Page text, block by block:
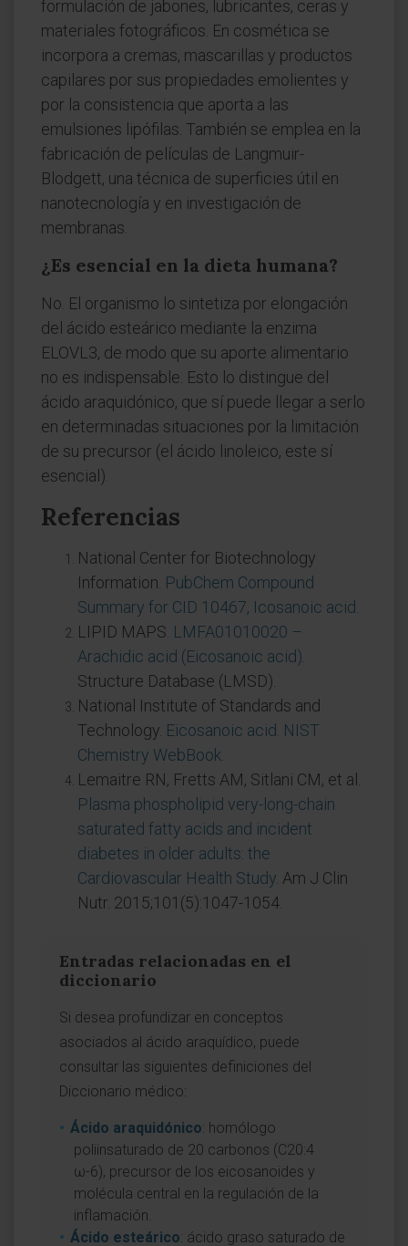
formulación de jabones, lubricantes, ceras y
materiales fotográficos. En cosmética se
incorpora a cremas, mascarillas y productos
capilares por sus propiedades emolientes y
por la consistencia que aporta a las
emulsiones lipófilas. También se emplea en la
fabricación de películas de Langmuir-
Blodgett, una técnica de superficies útil en
nanotecnología y en investigación de
membranas.
¿Es esencial en la dieta humana?
No. El organismo lo sintetiza por elongación
del ácido esteárico mediante la enzima
ELOVL3, de modo que su aporte alimentario
no es indispensable. Esto lo distingue del
ácido araquidónico, que sí puede llegar a serlo
en determinadas situaciones por la limitación
de su precursor (el ácido linoleico, este sí
esencial).
Referencias
National Center for Biotechnology
Information. PubChem Compound
Summary for CID 10467, Icosanoic acid
LIPID MAPS. LMFA01010020 –
Arachidic acid (Eicosanoic acid)
Structure Database (LMSD).
National Institute of Standards and
Technology. Eicosanoic acid. NIST
Chemistry WebBook
Lemaitre RN, Fretts AM, Sitlani CM, et al.
Plasma phospholipid very-long-chain
saturated fatty acids and incident
diabetes in older adults: the
Cardiovascular Health Study . Am J Clin
Nutr. 2015;101(5):1047-1054.
Entradas relacionadas en el
diccionario
Si desea profundizar en conceptos
asociados al ácido araquídico, puede
consultar las siguientes definiciones del
Diccionario médico:
Ácido araquidónico: homólogo
poliinsaturado de 20 carbonos (C20:4
ω-6), precursor de los eicosanoides y
molécula central en la regulación de la
inflamación.
Ácido esteárico: ácido graso saturado de